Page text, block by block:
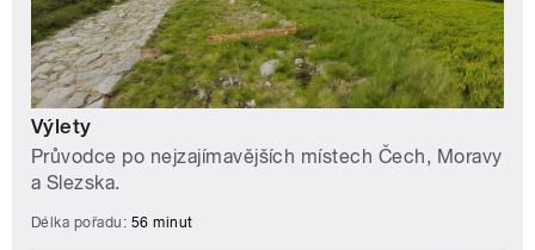
Výlety
Průvodce po nejzajímavějších místech Čech, Moravy
a Slezska.
Délka pořadu: 56 minut